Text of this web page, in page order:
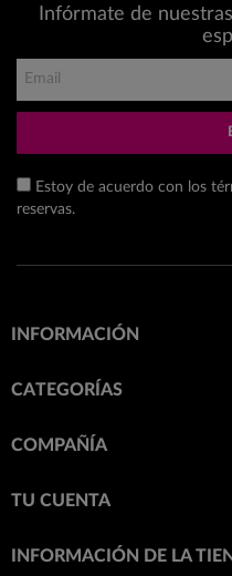
Infórmate de
Estoy de acuerdo con los
reservas.
INFORMACIÓN
CATEGORÍAS
COMPAÑÍA
TU CUENTA
INFORMACIÓN DE LA